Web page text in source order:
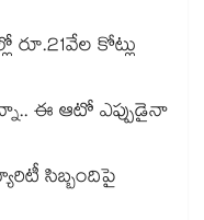
కోట్లు
ఈ ఆటో ఎప్పుడైనా
సిబ్బందిపై